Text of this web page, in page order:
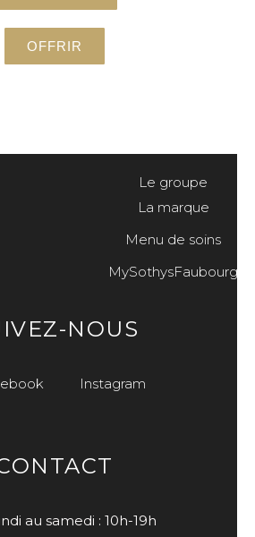
OFFRIR
Le groupe
La marque
Menu de soins
MySothysFaubourg
NOUS
Instagram
au samedi : 10h-19h